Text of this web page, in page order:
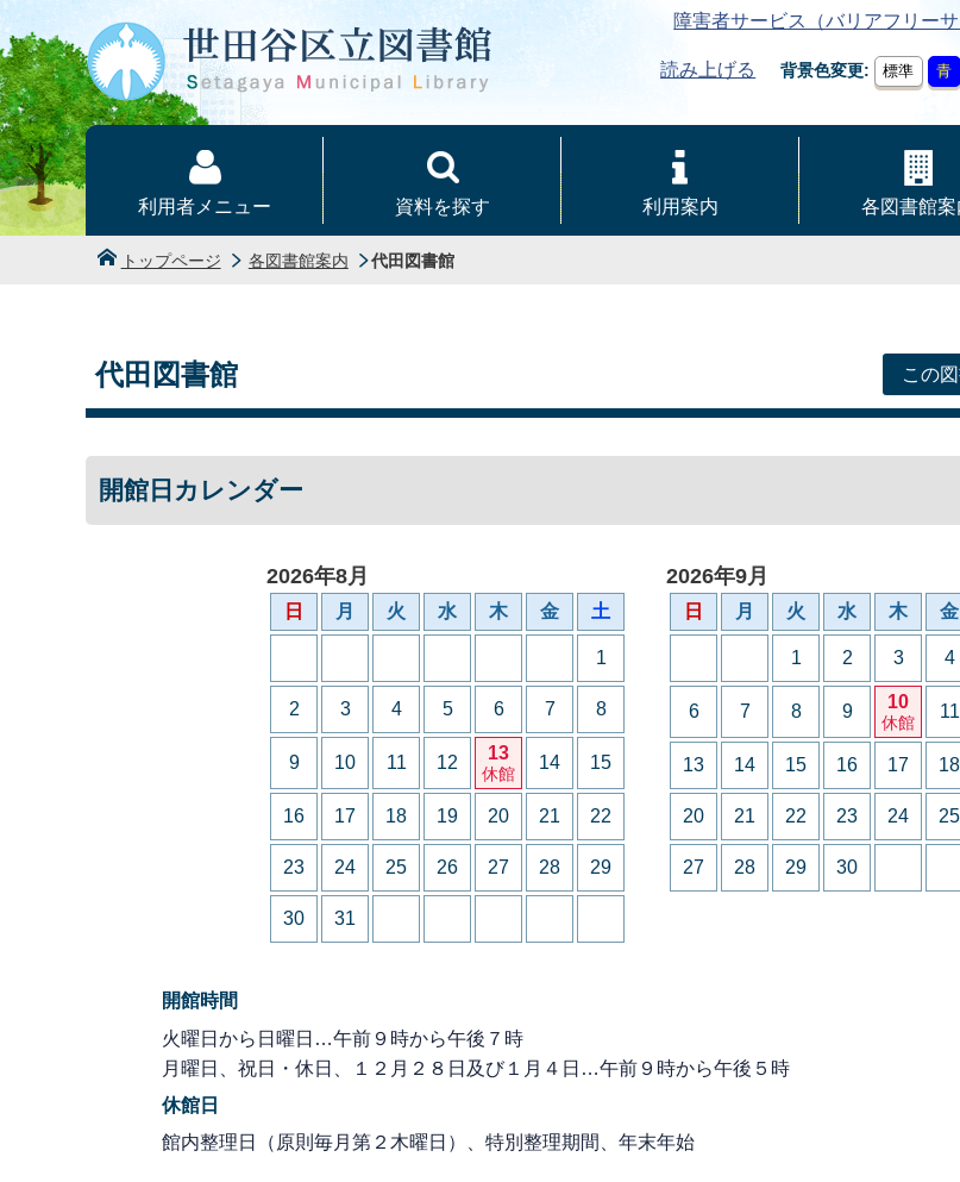
本文へ
障害者サービス（バリアフリーサ
読み上げる 背景色変更 標準 青
利用者メニュー 資料を探す 利用案内 各図書館案
トップページ 各図書館案内 代田図書館
代田図書館 この
開館日カレンダー
2026年8月
日 月 火 水 木 金 土
1
2 3 4 5 6 7 8
9 10 11 12 13
休館
14 15
16 17 18 19 20 21 22
23 24 25 26 27 28 29
30 31
2026年9月
日 月 火 水 木 金
1 2 3 4
6 7 8 9 10
休館
11
13 14 15 16 17 18
20 21 22 23 24 25
27 28 29 30
開館時間
火曜日から日曜日…午前９時から午後７時
月曜日、祝日・休日、１２月２８日及び１月４日…午前９時から午後５時
休館日
館内整理日（原則毎月第２木曜日）、特別整理期間、年末年始